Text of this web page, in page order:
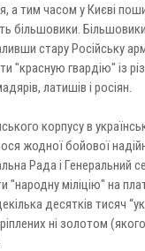
а тим часом у Києві
більшовики.
стару Російську
"красную гвардію" із
латишів і росіян.
корпусу в
жодної бойової
Рада і Генеральний
"народну міліцію" на
десятків тисяч
ні золотом